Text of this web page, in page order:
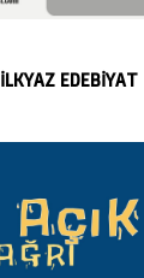
İLKYAZ EDEBİYAT